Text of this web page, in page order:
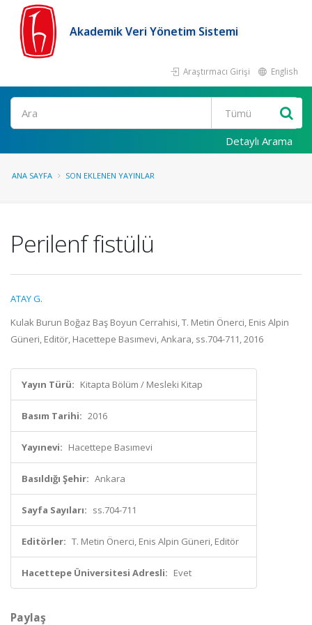
Akademik Veri Yönetim Sistemi
Araştırmacı Girişi English
Ara
Detaylı Arama
ANA SAYFA SON EKLENEN YAYINLAR
Perilenf fistülü
ATAY G.
Kulak Burun Boğaz Baş Boyun Cerrahisi, T. Metin Önerci, Enis Alpin
Güneri, Editör, Hacettepe Basımevi, Ankara, ss.704-711, 2016
Yayın Türü: Kitapta Bölüm / Mesleki Kitap
Basım Tarihi: 2016
Yayınevi: Hacettepe Basımevi
Basıldığı Şehir: Ankara
Sayfa Sayıları: ss.704-711
Editörler: T. Metin Önerci, Enis Alpin Güneri, Editör
Hacettepe Üniversitesi Adresli: Evet
Paylaş